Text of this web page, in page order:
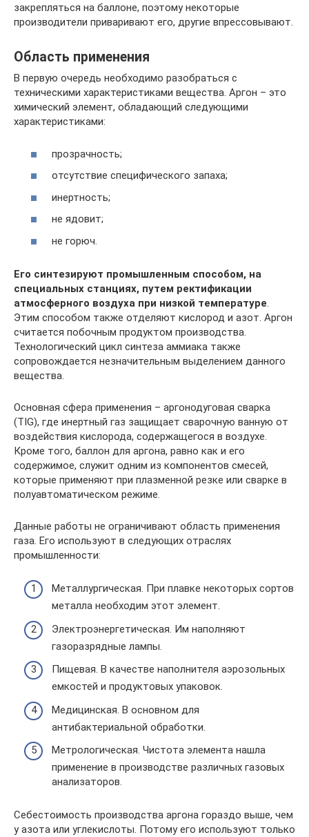
закрепляться на баллоне, поэтому некоторые
производители приваривают его, другие впрессовывают.
Область применения
В первую очередь необходимо разобраться с
техническими характеристиками вещества. Аргон – это
химический элемент, обладающий следующими
характеристиками:
прозрачность;
отсутствие специфического запаха;
инертность;
не ядовит;
не горюч.
Его синтезируют промышленным способом, на
специальных станциях, путем ректификации
атмосферного воздуха при низкой температуре
Этим способом также отделяют кислород и азот. Аргон
считается побочным продуктом производства.
Технологический цикл синтеза аммиака также
сопровождается незначительным выделением данного
вещества.
Основная сфера применения – аргонодуговая сварка
(TIG), где инертный газ защищает сварочную ванную от
воздействия кислорода, содержащегося в воздухе.
Кроме того, баллон для аргона, равно как и его
содержимое, служит одним из компонентов смесей,
которые применяют при плазменной резке или сварке в
полуавтоматическом режиме.
Данные работы не ограничивают область применения
газа. Его используют в следующих отраслях
промышленности:
Металлургическая. При плавке некоторых сортов
металла необходим этот элемент.
Электроэнергетическая. Им наполняют
газоразрядные лампы.
Пищевая. В качестве наполнителя аэрозольных
емкостей и продуктовых упаковок.
Медицинская. В основном для
антибактериальной обработки.
Метрологическая. Чистота элемента нашла
применение в производстве различных газовых
анализаторов.
Себестоимость производства аргона гораздо выше, чем
у азота или углекислоты. Потому его используют только